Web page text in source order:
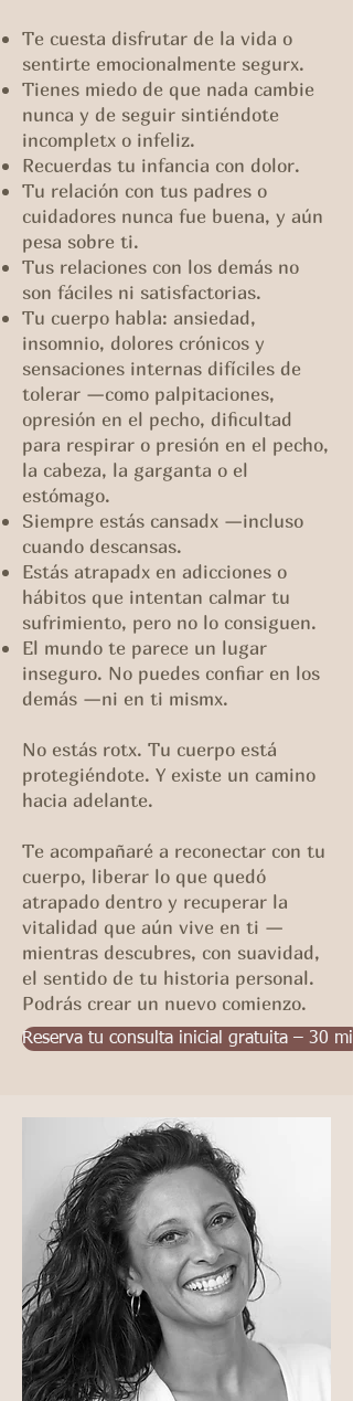
Te cuesta disfrutar de la vida o
sentirte emocionalmente segurx.
Tienes miedo de que nada cambie
nunca y de seguir sintiéndote
incompletx o infeliz.
Recuerdas tu infancia con dolor.
Tu relación con tus padres o
cuidadores nunca fue buena, y aún
pesa sobre ti.
Tus relaciones con los demás no
son fáciles ni satisfactorias.
Tu cuerpo habla: ansiedad,
insomnio, dolores crónicos y
sensaciones internas difíciles de
tolerar —como palpitaciones,
opresión en el pecho, dificultad
para respirar o presión en el pecho,
la cabeza, la garganta o el
estómago.
Siempre estás cansadx —incluso
cuando descansas.
Estás atrapadx en adicciones o
hábitos que intentan calmar tu
sufrimiento, pero no lo consiguen.
El mundo te parece un lugar
inseguro. No puedes confiar en los
demás —ni en ti mismx.
No estás rotx. Tu cuerpo está
protegiéndote. Y existe un camino
hacia adelante.
Te acompañaré a reconectar con tu
cuerpo, liberar lo que quedó
atrapado dentro y recuperar la
vitalidad que aún vive en ti —
mientras descubres, con suavidad,
el sentido de tu historia personal.
Podrás crear un nuevo comienzo.
Reserva tu consulta inicial gratuita – 30 min